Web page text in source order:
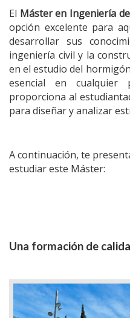
El Máster en Ingeniería
opción excelente para
desarrollar sus
ingeniería civil y la
en el estudio del
esencial en cualquier
proporciona al
para diseñar y analizar
A continuación, te
estudiar este Máster:
Una formación de